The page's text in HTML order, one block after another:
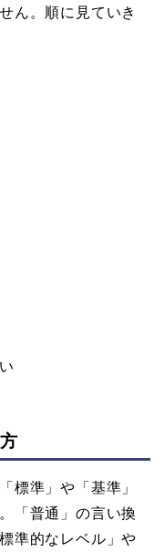
ん。順に見ていき
標準」や「基準」
「普通」の言い換
準的なレベル」や